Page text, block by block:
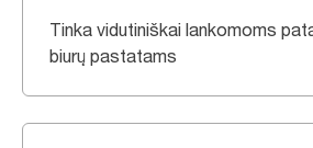
Tinka vidutiniškai lankomoms
biurų pastatams